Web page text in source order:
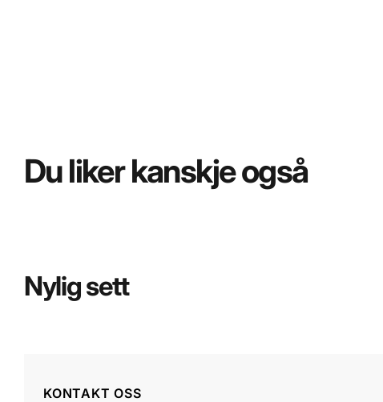
Du liker kanskje også
Nylig sett
KONTAKT OSS